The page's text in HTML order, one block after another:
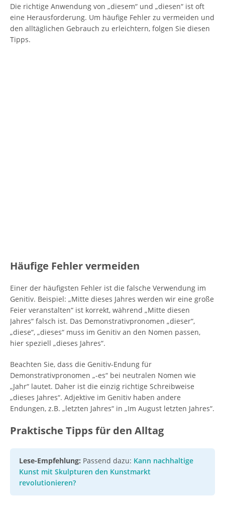
Die richtige Anwendung von „diesem“ und „diesen“ ist oft
eine Herausforderung. Um häufige Fehler zu vermeiden und
den alltäglichen Gebrauch zu erleichtern, folgen Sie diesen
Tipps.
Häufige Fehler vermeiden
Einer der häufigsten Fehler ist die falsche Verwendung im
Genitiv. Beispiel: „Mitte dieses Jahres werden wir eine große
Feier veranstalten“ ist korrekt, während „Mitte diesen
Jahres“ falsch ist. Das Demonstrativpronomen „dieser“,
„diese“, „dieses“ muss im Genitiv an den Nomen passen,
hier speziell „dieses Jahres“.
Beachten Sie, dass die Genitiv-Endung für
Demonstrativpronomen „-es“ bei neutralen Nomen wie
„Jahr“ lautet. Daher ist die einzig richtige Schreibweise
„dieses Jahres“. Adjektive im Genitiv haben andere
Endungen, z.B. „letzten Jahres“ in „Im August letzten Jahres“.
Praktische Tipps für den Alltag
Lese-Empfehlung: Passend dazu: Kann nachhaltige
Kunst mit Skulpturen den Kunstmarkt
revolutionieren?